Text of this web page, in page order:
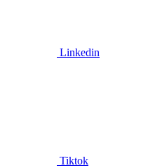
Linkedin
Tiktok